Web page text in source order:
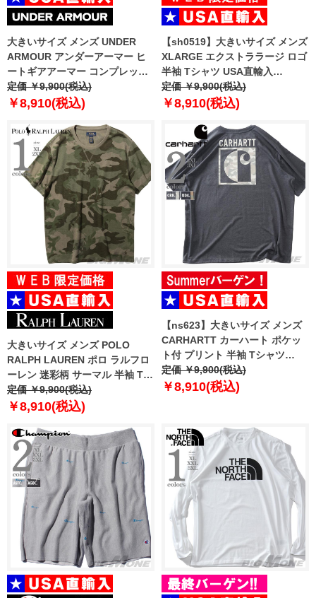
大きいサイズ メンズ UNDER
ARMOUR アンダーアーマー ヒ
ートギアアーマー コンプレッシ
ョン ロングスリーブ モック シャ
ツ USA直輸入 1369606-001
定価 ￥9,900(税込)
￥8,910(税込)
【sh0519】大きいサイズ メンズ
XLARGE エクストララージ ロゴ
半袖 Tシャツ USA直輸入
10121301-1004
定価 ￥9,900(税込)
￥8,910(税込)
大きいサイズ メンズ POLO
RALPH LAUREN ポロ ラルフロ
ーレン 迷彩柄 サーマル 半袖 Tシ
ャツ USA直輸入 pwsb3f
定価 ￥9,900(税込)
￥8,910(税込)
【ns623】大きいサイズ メンズ
CARHARTT カーハート ポケッ
ト付 プリント 半袖 Tシャツ
IRVINE RELAXED BLOCK
CAMO T-SHIRT USA直輸入
定価 ￥9,900(税込)
￥8,910(税込)